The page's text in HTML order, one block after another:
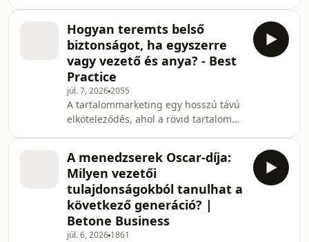
Braun Magyarország ügyvezető
igazgatój
fizikai fenyítést a tantermekből? A
Hatalmas Arcok legújabb epizódja
bemutatja Maria Montessori életútját,
aki nemcsak az első olasz diplomás
nőként küzdött meg a férfiak
világával, de módszerével
bizonyította: nincs taníthatatlan
gyermek. Ismerd meg a nőt, a
Hogyan teremts belső
biztonságot, ha egyszerre
vagy vezető és anya? - Best
Practice
júl. 7, 20262055
A tartalommarketing egy hosszú távú
elköteleződés, ahol a rövid tartalom
Anett, a Generali marketingvezetője
mesél arról, hogyan lehet felkelteni az
igényt a tabunak számító témák iránt,
miként építhető biztonságos vezetői
háttér a kisgyermekes anyukáknak, és
hogyan válik a kármegelőzés a
A menedzserek Oscar-díja:
Milyen vezetői
tulajdonságokból tanulhat a
következő generáció? |
Betone Business
júl. 6, 2026 1861